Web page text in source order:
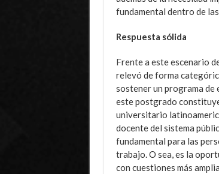
fundamental dentro de
Respuesta sólida
Frente a este escenario
relevó de forma
sostener un programa de
este postgrado
universitario
docente del sistema
fundamental para las
trabajo. O sea, es la
con cuestiones más